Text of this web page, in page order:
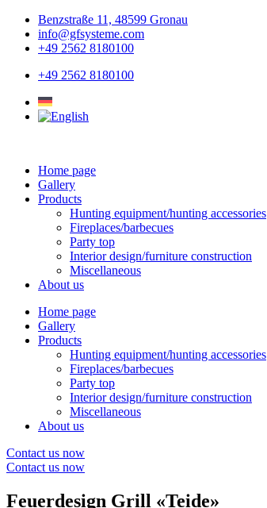
Skip
content
Benzstraße 11, 48599 Gronau
info@gfsysteme.com
+49 2562 8180100
+49 2562 8180100
Home page
Gallery
Products
Hunting equipment/hunting accessories
Fireplaces/barbecues
Party top
Interior design/furniture construction
Miscellaneous
About us
Home page
Gallery
Products
Hunting equipment/hunting accessories
Fireplaces/barbecues
Party top
Interior design/furniture construction
Miscellaneous
About us
Contact us now
Contact us now
Feuerdesign Grill «Teide»